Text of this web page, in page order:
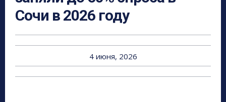
Сочи в 2026 году
4 июня, 2026